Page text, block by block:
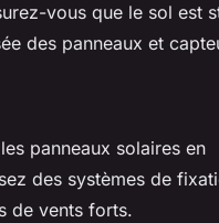
vous que le sol est
des panneaux et
panneaux solaires en
des systèmes de
de vents forts.